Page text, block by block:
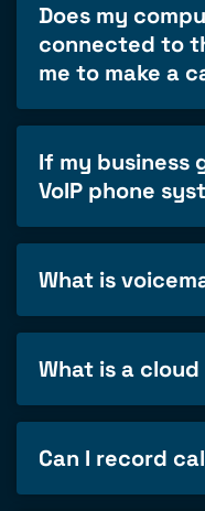
Does my
connected to
me to make a
If my business
VoIP phone
What is
What is a cloud
Can I record